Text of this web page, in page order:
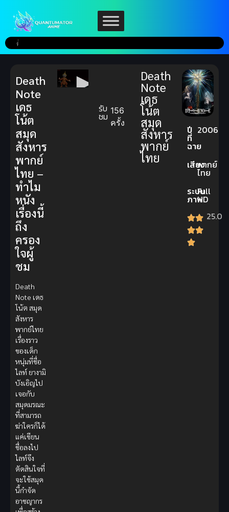
รับ
ชม 156
ครั้ง
Death
Note
เดธ
โน้ต
สมุด
สังหาร
พากย์
ไทย
ปี
ที่
ฉาย
2006
เสียงพากย์
ไทย
ระบบ
ภาพ
Full
HD
25.0
Death
Note
เดธ
โน้ต
สมุด
สังหาร
พากย์
ไทย –
ทำไม
หนัง
เรื่องนี้
ถึง
ครอง
ใจผู้
ชม
Death
Note เดธ
โน้ต สมุด
สังหาร
พากย์ไทย
เรื่องราว
ของเด็ก
หนุ่มที่ชื่อ
ไลท์ ยางามิ
บังเอิญไป
เจอกับ
สมุดมรณะ
ที่สามารถ
ฆ่าใครก็ได้
แค่เขียน
ชื่อลงไป
ไลท์จึง
ตัดสินใจที่
จะใช้สมุด
นี้กำจัด
อาชญากร